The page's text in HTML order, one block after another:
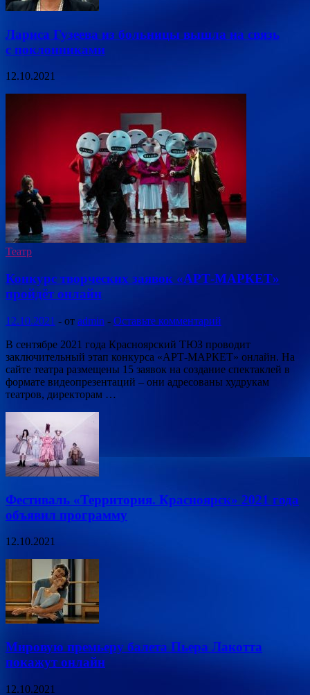
Лариса Гузеева из больницы вышла на связь
с поклонниками
12.10.2021
Театр
Конкурс творческих заявок «АРТ-МАРКЕТ»
пройдёт онлайн
12.10.2021 - от admin - Оставьте комментарий
В сентябре 2021 года Красноярский ТЮЗ проводит
заключительный этап конкурса «АРТ-МАРКЕТ» онлайн. На
сайте театра размещены 15 заявок на создание спектаклей в
формате видеопрезентаций – они адресованы худрукам
театров, директорам …
Фестиваль «Территория. Красноярск» 2021 года
объявил программу
12.10.2021
Мировую премьеру балета Пьера Лакотта
покажут онлайн
12.10.2021